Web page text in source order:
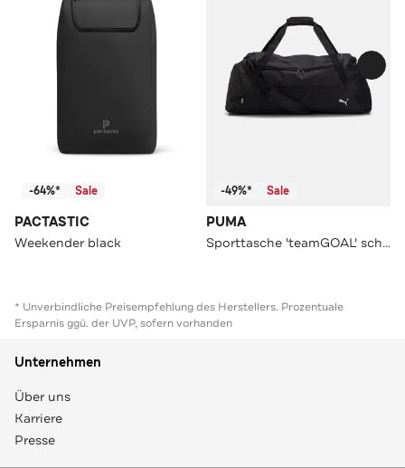
-64%* Sale
PACTASTIC
Weekender black
-49%* Sale
PUMA
Sporttasche 'teamGOAL' schwarz
* Unverbindliche Preisempfehlung des Herstellers. Prozentuale
Ersparnis ggü. der UVP, sofern vorhanden
Unternehmen
Über uns
Karriere
Presse